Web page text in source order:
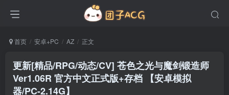
首页 安卓+PC AZ 正文
更新[精品/RPG/动态/CV] 苍色之光与魔剑锻造师
Ver1.06R 官方中文正式版+存档 【安卓模拟
器/PC-2.14G】